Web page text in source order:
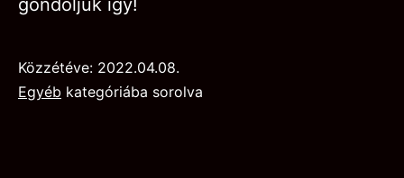
gondoljuk így!
Közzétéve: 2022.04.08.
Egyéb kategóriába sorolva